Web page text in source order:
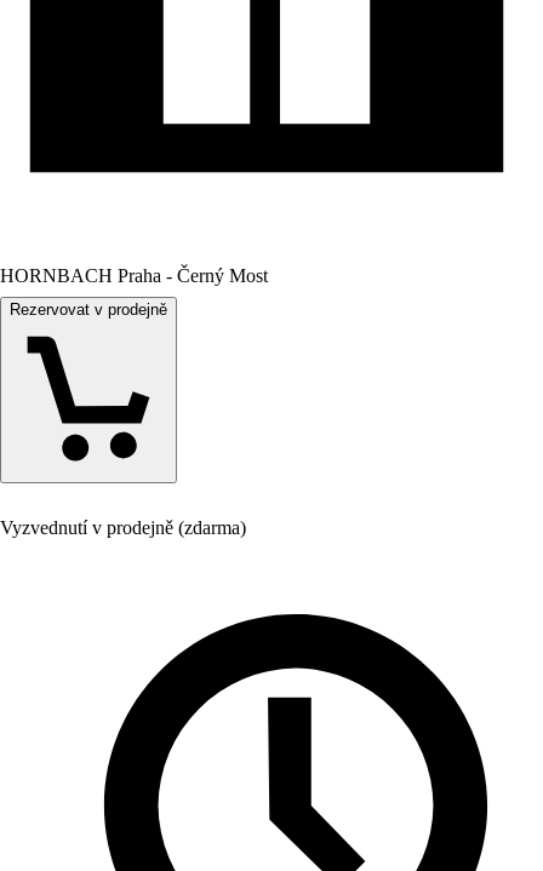
HORNBACH Praha - Černý Most
Rezervovat v prodejně
Vyzvednutí v prodejně (zdarma)